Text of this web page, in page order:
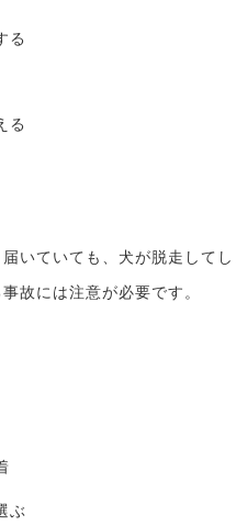
る
る
いていても、犬が脱走して
故には注意が必要です。
ぶ